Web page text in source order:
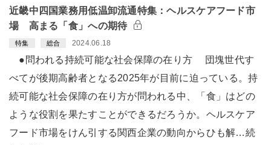
近畿中四国業務用低温卸流通特集：ヘルスケアフード市
場 高まる「食」への期待
特集 総合 2024.06.18
●問われる持続可能な社会保障の在り方 団塊世代す
べてが後期高齢者となる2025年が目前に迫っている。持
続可能な社会保障の在り方が問われる中、「食」はどの
ような役割を果たすことができるだろうか。ヘルスケア
フード市場をけん引する関西企業の動向からひも解…続